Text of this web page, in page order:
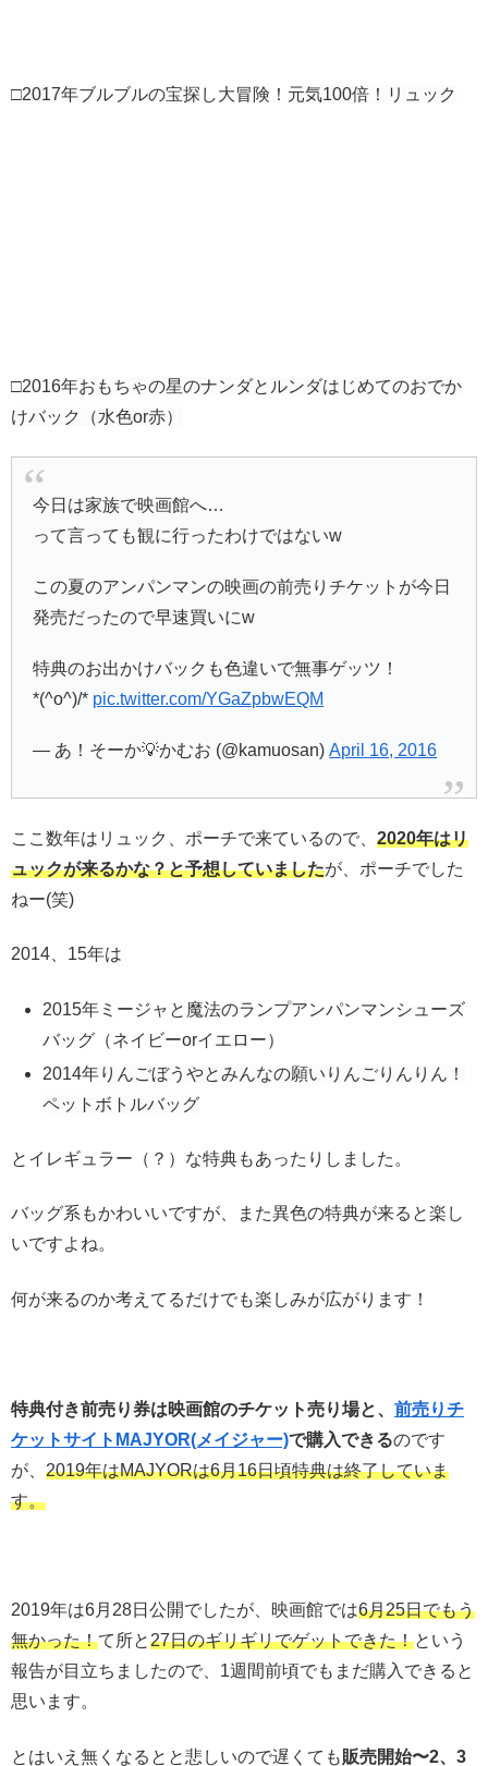
□2017年ブルブルの宝探し大冒険！ 元気100倍！リュック
□2016年おもちゃの星のナンダとルンダはじめてのおでか
けバック（水色or赤）
今日は家族で映画館へ…
って言っても観に行ったわけではないw
この夏のアンパンマンの映画の前売りチケットが今日
発売だったので早速買いにw
特典のお出かけバックも色違いで無事ゲッツ！
*(^o^)/* pic.twitter.com/YGaZpbwEQM
— あ！そーか💡かむお (@kamuosan)April 16, 2016
ここ数年はリュック、ポーチで来ているので、 2020年はリ
ュックが来るかな？と予想していましたが、ポーチでした
ねー(笑)
2014、15年は
2015年ミージャと魔法のランプアンパンマンシューズ
バッグ（ネイビーorイエロー）
2014年りんごぼうやとみんなの願い りんごりんりん！
ペットボトルバッグ
とイレギュラー（？）な特典もあったりしました。
バッグ系もかわいいですが、また異色の特典が来ると楽し
いですよね。
何が来るのか考えてるだけでも楽しみが広がります！
特典付き前売り券は映画館のチケット売り場と、 前売りチ
ケットサイトMAJYOR(メイジャー)で購入できるのです
が、 2019年はMAJYORは6月16日頃特典は終了していま
す。
2019年は6月28日公開でしたが、映画館では6月25日でもう
無かった！て所と27日のギリギリでゲットできた！という
報告が目立ちましたので、1週間前頃でもまだ購入できると
思います。
とはいえ無くなるとと悲しいので遅くても販売開始〜2、3